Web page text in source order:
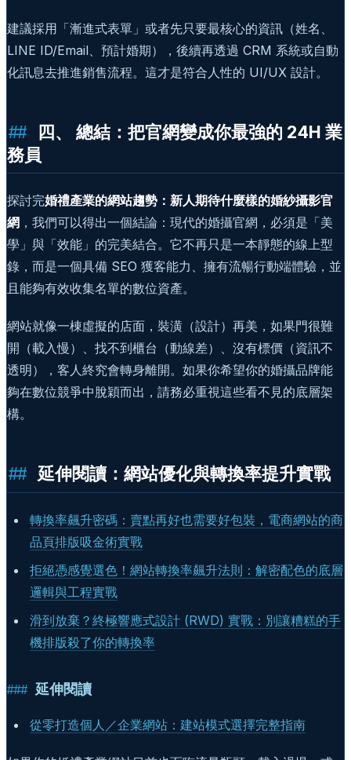
建議採用「漸進式表單」或者先只要最核心的資訊（姓名、
LINE ID/Email、預計婚期），後續再透過 CRM 系統或自動
化訊息去推進銷售流程。這才是符合人性的 UI/UX 設計。
四、 總結：把官網變成你最強的 24H 業
務員
探討完婚禮產業的網站趨勢：新人期待什麼樣的婚紗攝影官
網 ，我們可以得出一個結論：現代的婚攝官網，必須是「美
學」與「效能」的完美結合。它不再只是一本靜態的線上型
錄，而是一個具備 SEO 獲客能力、擁有流暢行動端體驗，並
且能夠有效收集名單的數位資產。
網站就像一棟虛擬的店面，裝潢（設計）再美，如果門很難
開（載入慢）、找不到櫃台（動線差）、沒有標價（資訊不
透明），客人終究會轉身離開。如果你希望你的婚攝品牌能
夠在數位競爭中脫穎而出，請務必重視這些看不見的底層架
構。
延伸閱讀：網站優化與轉換率提升實戰
轉換率飆升密碼：賣點再好也需要好包裝，電商網站的商
品頁排版吸金術實戰
拒絕憑感覺選色！網站轉換率飆升法則：解密配色的底層
邏輯與工程實戰
滑到放棄？終極響應式設計 (RWD) 實戰：別讓糟糕的手
機排版殺了你的轉換率
延伸閱讀
從零打造個人／企業網站：建站模式選擇完整指南